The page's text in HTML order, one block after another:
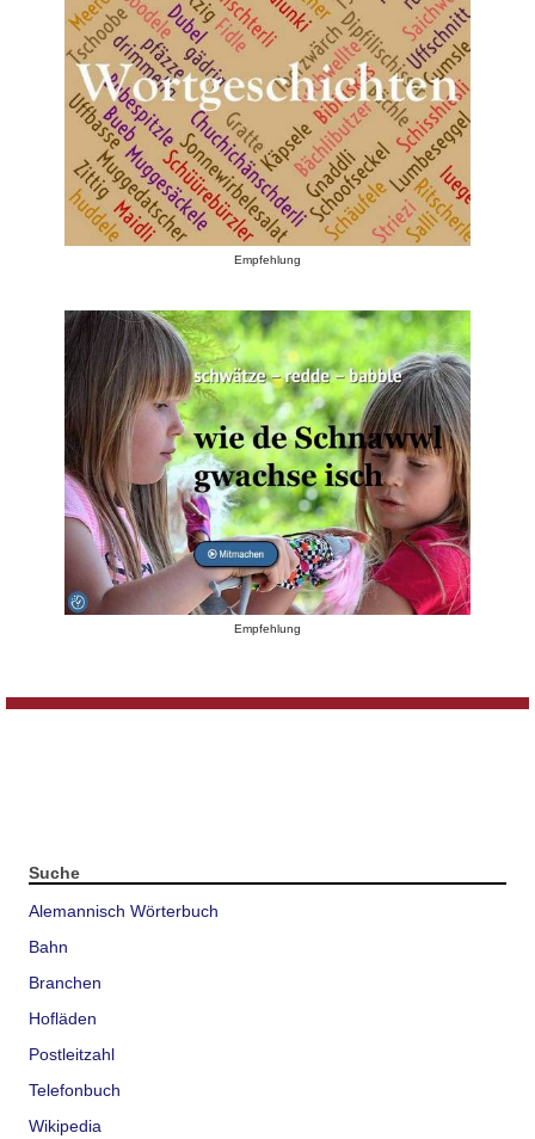
Empfehlung
Empfehlung
Suche
Alemannisch Wörterbuch
Bahn
Branchen
Hofläden
Postleitzahl
Telefonbuch
Wikipedia